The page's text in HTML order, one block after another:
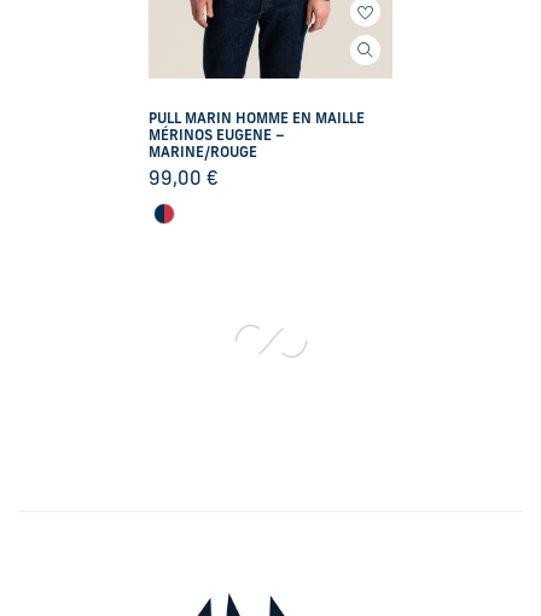
PULL MARIN HOMME EN MAILLE
MÉRINOS EUGENE –
MARINE/ROUGE
99,00€